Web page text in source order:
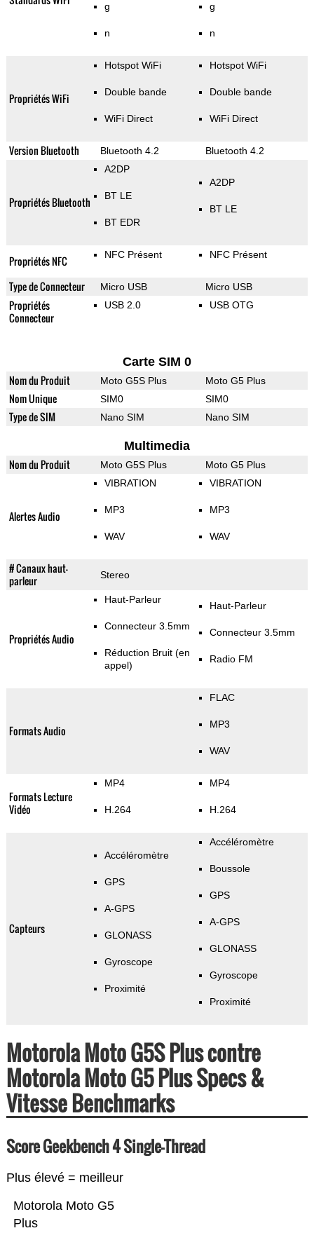
g
n
g
n
Propriétés WiFi
Hotspot WiFi
Double bande
WiFi Direct
Hotspot WiFi
Double bande
WiFi Direct
Version Bluetooth Bluetooth 4.2 Bluetooth 4.2
Propriétés Bluetooth
A2DP
BT LE
BT EDR
A2DP
BT LE
Propriétés NFC NFC Présent NFC Présent
Type de Connecteur Micro USB Micro USB
Propriétés
Connecteur
USB 2.0 USB OTG
Carte SIM 0
Nom du Produit Moto G5S Plus Moto G5 Plus
Nom Unique SIM0 SIM0
Type de SIM Nano SIM Nano SIM
Multimedia
Nom du Produit Moto G5S Plus Moto G5 Plus
Alertes Audio
VIBRATION
MP3
WAV
VIBRATION
MP3
WAV
# Canaux haut-
parleur
Stereo
Propriétés Audio
Haut-Parleur
Connecteur 3.5mm
Réduction Bruit (en
appel)
Haut-Parleur
Connecteur 3.5mm
Radio FM
Formats Audio
FLAC
MP3
WAV
Formats Lecture
Vidéo
MP4
H.264
MP4
H.264
Capteurs
Accéléromètre
GPS
A-GPS
GLONASS
Gyroscope
Proximité
Accéléromètre
Boussole
GPS
A-GPS
GLONASS
Gyroscope
Proximité
Motorola Moto G5S Plus contre
Motorola Moto G5 Plus Specs &
Vitesse Benchmarks
Score Geekbench 4 Single-Thread
Plus élevé = meilleur
Motorola Moto G5
Plus